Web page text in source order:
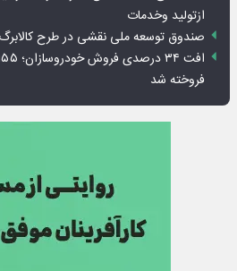
ازتولید وخدمات
صندوق توسعه ملی نقشی در طرح کالابرگ
فروخته شد